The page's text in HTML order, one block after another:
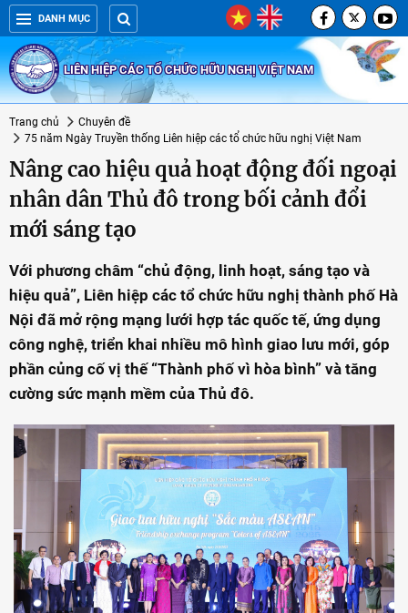
DANH MỤC
LIÊN HIỆP CÁC TỔ CHỨC HỮU NGHỊ VIỆT NAM
Trang chủ
Chuyên đề
75 năm Ngày Truyền thống Liên hiệp các tổ chức hữu nghị Việt Nam
Nâng cao hiệu quả hoạt động đối ngoại
nhân dân Thủ đô trong bối cảnh đổi
mới sáng tạo
Với phương châm “chủ động, linh hoạt, sáng tạo và
hiệu quả”, Liên hiệp các tổ chức hữu nghị thành phố Hà
Nội đã mở rộng mạng lưới hợp tác quốc tế, ứng dụng
công nghệ, triển khai nhiều mô hình giao lưu mới, góp
phần củng cố vị thế “Thành phố vì hòa bình” và tăng
cường sức mạnh mềm của Thủ đô.